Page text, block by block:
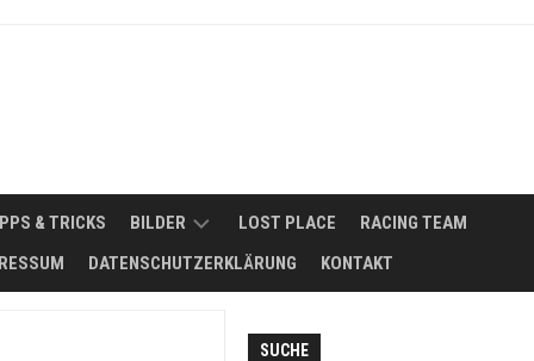
& TRICKS BILDER
2008
LOST PLACE
RACING TEAM
DATENSCHUTZERKLÄRUNG KONTAKT
SUCHE